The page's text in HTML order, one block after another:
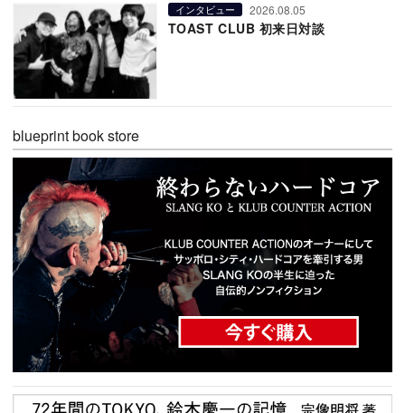
インタビュー 2026.08.05
TOAST CLUB 初来日対談
blueprint book store